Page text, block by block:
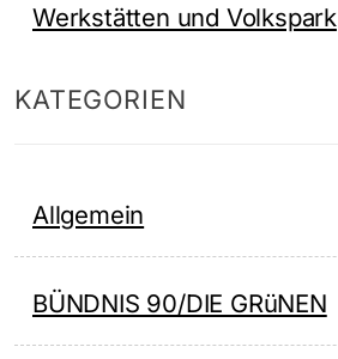
Werkstätten und Volkspark
KATEGORIEN
Allgemein
BÜNDNIS 90/DIE GRüNEN